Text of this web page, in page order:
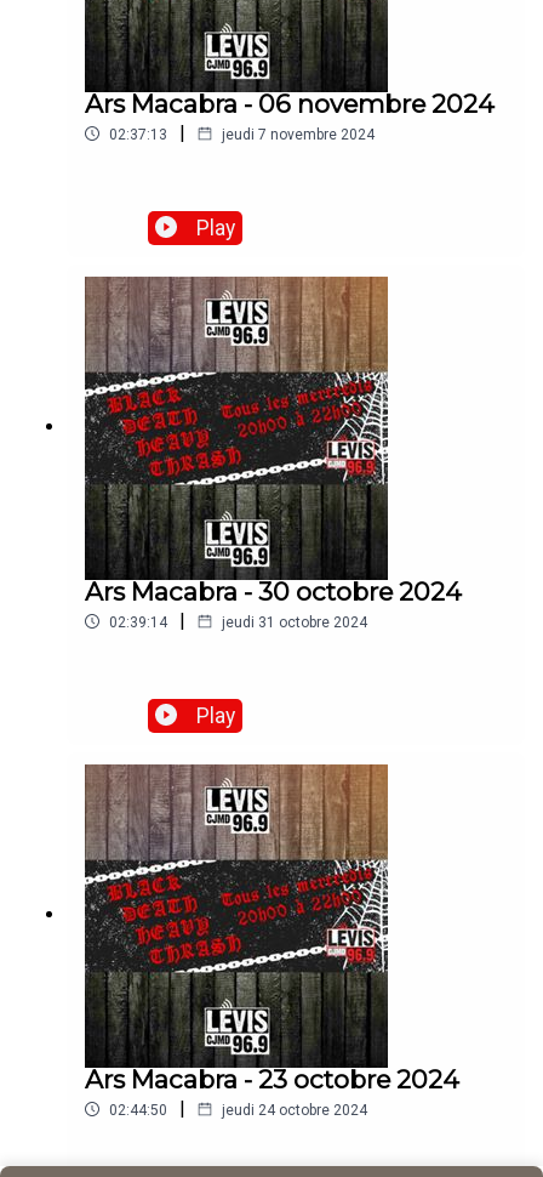
Ars Macabra - 06 novembre 2024
02:37:13 | jeudi 7 novembre 2024
Play
Ars Macabra - 30 octobre 2024
02:39:14 | jeudi 31 octobre 2024
Play
Ars Macabra - 23 octobre 2024
02:44:50 | jeudi 24 octobre 2024